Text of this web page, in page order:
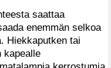
saattaa
enemmän selkoa
Hiekkaputken tai
kapealle